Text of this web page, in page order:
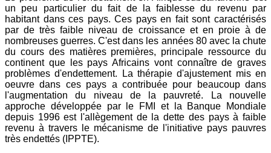
un peu particulier du fait de la faiblesse du revenu par
habitant dans ces pays. Ces pays en fait sont caractérisés
par de très faible niveau de croissance et en proie à de
nombreuses guerres. C'est dans les années 80 avec la chute
du cours des matières premières, principale ressource du
continent que les pays Africains vont connaître de graves
problèmes d'endettement. La thérapie d'ajustement mis en
oeuvre dans ces pays a contribuée pour beaucoup dans
l'augmentation du niveau de la pauvreté. La nouvelle
approche développée par le FMI et la Banque Mondiale
depuis 1996 est l'allègement de la dette des pays à faible
revenu à travers le mécanisme de l'initiative pays pauvres
très endettés (IPPTE).